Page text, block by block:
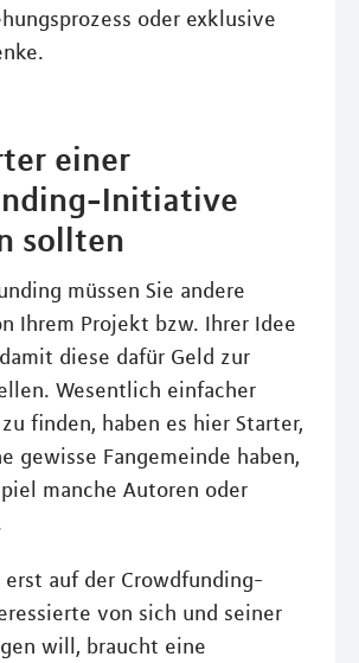
oder exklusive
einer
Initiative
sollten
müssen Sie andere
Ihrem Projekt bzw. Ihrer Idee
diese dafür Geld zur
Wesentlich einfacher
finden, haben es hier Starter,
gewisse Fangemeinde haben,
manche Autoren oder
erst auf der Crowdfunding-
von sich und seiner
will, braucht eine